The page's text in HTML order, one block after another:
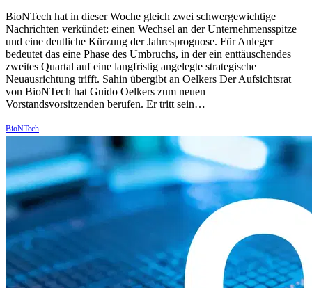
BioNTech hat in dieser Woche gleich zwei schwergewichtige
Nachrichten verkündet: einen Wechsel an der Unternehmensspitze
und eine deutliche Kürzung der Jahresprognose. Für Anleger
bedeutet das eine Phase des Umbruchs, in der ein enttäuschendes
zweites Quartal auf eine langfristig angelegte strategische
Neuausrichtung trifft. Sahin übergibt an Oelkers Der Aufsichtsrat
von BioNTech hat Guido Oelkers zum neuen
Vorstandsvorsitzenden berufen. Er tritt sein…
BioNTech